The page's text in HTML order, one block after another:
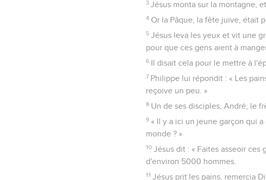
3 Jésus monta sur la montagne,
4 Or la Pâque, la fête juive, était
5 Jésus leva les yeux et vit une
pour que ces gens aient à
6 Il disait cela pour le mettre à
7 Philippe lui répondit : « Les
reçoive un peu. »
8 Un de ses disciples, André, le
9 « Il y a ici un jeune garçon qui
monde ? »
10 Jésus dit : « Faites asseoir
d'environ 5000 hommes.
11 Jésus prit les pains, remercia